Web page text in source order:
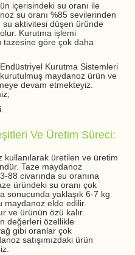
içerisindeki su oranı ile
su oranı %85 sevilerinden
aktivitesi düşen üründe
Kurutma işlemi
tazesine göre çok daha
Kurutma Sistemleri
maydanoz ürün ve
devam etmekteyiz.
Ve Üretim Süreci:
üretilen ve üretim
Taze maydanoz
88 civarında su oranına
üründeki su oranı çok
sonucunda yaklaşık 6-7 kg
maydanoz elde edilir.
ve ürünün özü kalır.
değerleri özellikle
gibi oranlar çok
satışımızdaki ürün